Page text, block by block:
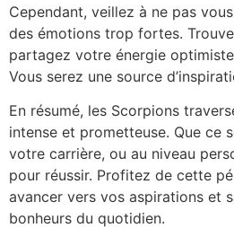
Cependant, veillez à ne pas
des émotions trop fortes.
partagez votre énergie
Vous serez une source
En résumé, les Scorpions
intense et prometteuse. Que ce
votre carrière, ou au niveau
pour réussir. Profitez de cette
avancer vers vos aspirations et
bonheurs du quotidien.